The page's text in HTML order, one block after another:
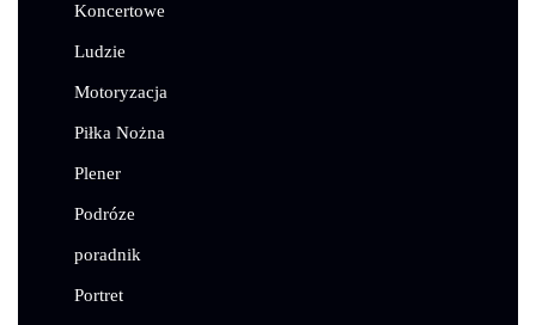
Koncertowe
Ludzie
Motoryzacja
Piłka Nożna
Plener
Podróze
poradnik
Portret